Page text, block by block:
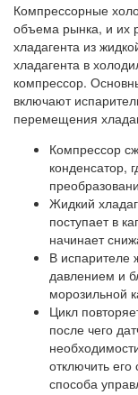
Компрессорные
объема рынка, и их
хладагента из
хладагента в
компрессор.
включают
перемещения
Компрессор
конденсатор,
Жидкий
поступает в
начинает
В испарителе
давлением и
морозильной
Цикл
после чего
отключить
способа